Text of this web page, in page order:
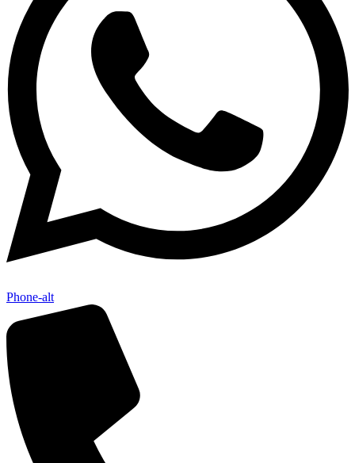
Phone-alt